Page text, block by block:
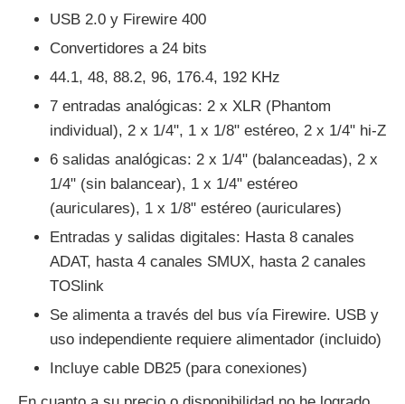
USB 2.0 y Firewire 400
Convertidores a 24 bits
44.1, 48, 88.2, 96, 176.4, 192 KHz
7 entradas analógicas: 2 x XLR (Phantom
individual), 2 x 1/4", 1 x 1/8" estéreo, 2 x 1/4" hi-Z
6 salidas analógicas: 2 x 1/4" (balanceadas), 2 x
1/4" (sin balancear), 1 x 1/4" estéreo
(auriculares), 1 x 1/8" estéreo (auriculares)
Entradas y salidas digitales: Hasta 8 canales
ADAT, hasta 4 canales SMUX, hasta 2 canales
TOSlink
Se alimenta a través del bus vía Firewire. USB y
uso independiente requiere alimentador (incluido)
Incluye cable DB25 (para conexiones)